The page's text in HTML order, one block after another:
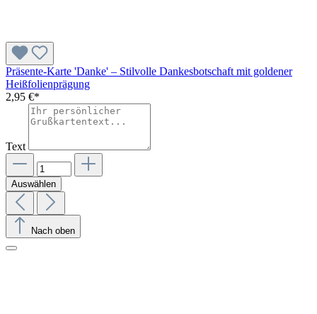
Präsente-Karte 'Danke' – Stilvolle Dankesbotschaft mit goldener
Heißfolienprägung
2,95 €*
Text
Auswählen
Nach oben